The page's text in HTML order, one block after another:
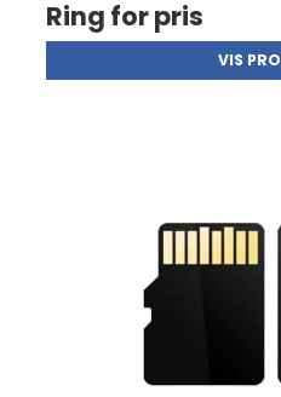
Ring for pris
VIS